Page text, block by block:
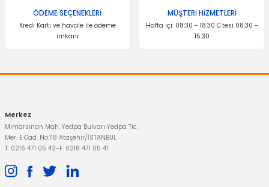
ÖDEME SEÇENEKLERİ
Kredi Kartı ve havale ile ödeme
imkanı
MÜŞTERİ HİZMETLERİ
Hafta içi: 08:30 - 18:30 C.tesi 08:30 -
15:30
Merkez
Mimarsinan Mah. Yedpa Bulvarı Yedpa Tic.
Mer. E Cad. No:118 Ataşehir/İSTANBUL
T: 0216 471 05 42-F: 0216 471 05 41